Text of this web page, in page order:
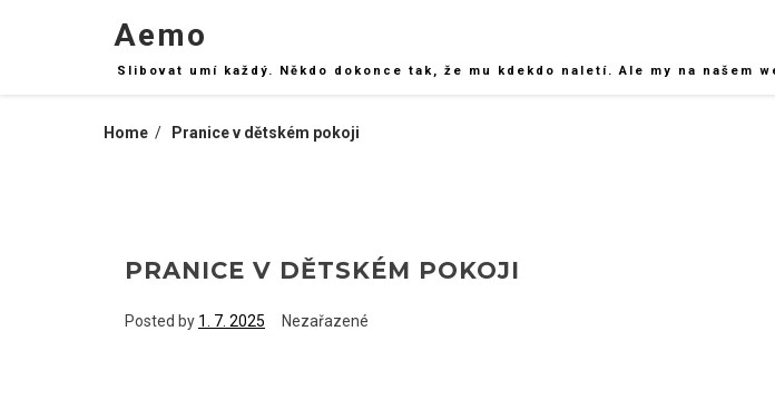
Aemo
Slibovat umí každý. Někdo dokonce tak, že mu kdekdo naletí. Ale my na
Home Pranice v dětském pokoji
PRANICE V DĚTSKÉM POKOJI
Posted by 1. 7. 2025 Nezařazené